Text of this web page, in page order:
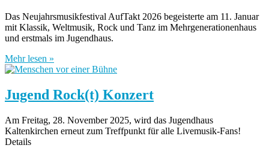
Das Neujahrsmusikfestival AufTakt 2026 begeisterte am 11. Januar
mit Klassik, Weltmusik, Rock und Tanz im Mehrgenerationenhaus
und erstmals im Jugendhaus.
Mehr lesen »
Jugend Rock(t) Konzert
Am Freitag, 28. November 2025, wird das Jugendhaus
Kaltenkirchen erneut zum Treffpunkt für alle Livemusik-Fans!
Details